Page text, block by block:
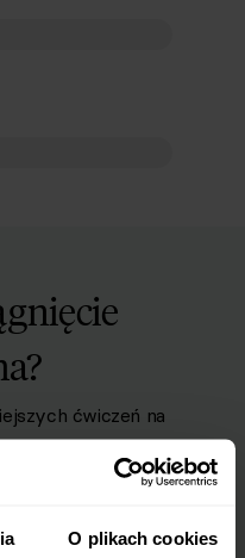
O plikach cookies
ćwiczeń na